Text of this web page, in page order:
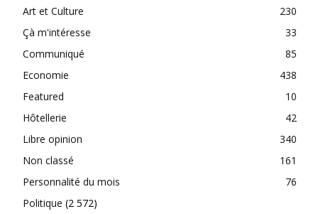
Art et Culture
230
Çà m'intéresse
33
Communiqué
85
Economie
438
Featured
10
Hôtellerie
42
Libre opinion
340
Non classé
161
Personnalité du mois
76
Politique (2 572)